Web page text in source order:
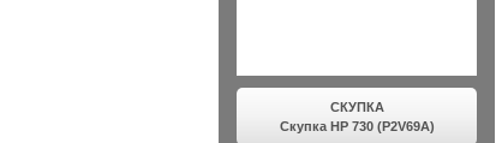
СКУПКА
Скупка HP 730 (P2V69A)